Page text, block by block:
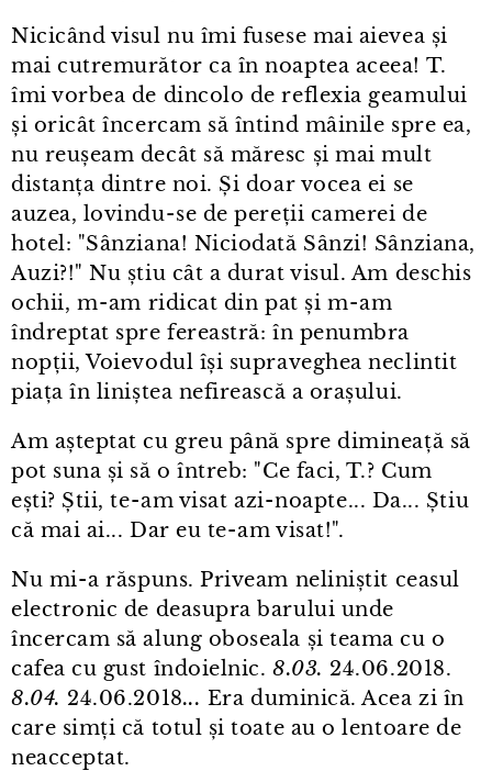
Nicicând visul nu îmi fusese mai aievea și
mai cutremurător ca în noaptea aceea! T.
îmi vorbea de dincolo de reflexia geamului
și oricât încercam să întind mâinile spre ea,
nu reușeam decât să măresc și mai mult
distanța dintre noi. Și doar vocea ei se
auzea, lovindu⁠-⁠se de pereții camerei de
hotel: "Sânziana! Niciodată Sânzi! Sânziana,
Auzi?!" Nu știu cât a durat visul. Am deschis
ochii, m⁠-⁠am ridicat din pat și m⁠-⁠am
îndreptat spre fereastră: în penumbra
nopții, Voievodul își supraveghea neclintit
piața în liniștea nefirească a orașului.
Am așteptat cu greu până spre dimineață să
pot suna și să o întreb: "Ce faci, T.? Cum
ești? Știi, te⁠-⁠am visat azi⁠-⁠noapte... Da... Știu
că mai ai... Dar eu te⁠-⁠am visat!".
Nu mi⁠-⁠a răspuns. Priveam neliniștit ceasul
electronic de deasupra barului unde
încercam să alung oboseala și teama cu o
cafea cu gust îndoielnic.8.03. 24.06.2018.
8.04. 24.06.2018... Era duminică. Acea zi în
care simți că totul și toate au o lentoare de
neacceptat.